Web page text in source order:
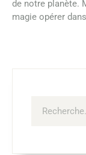
de notre planète.
magie opérer